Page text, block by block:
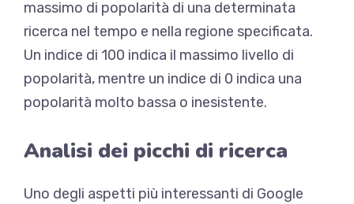
massimo di popolarità di una determinata
ricerca nel tempo e nella regione specificata.
Un indice di 100 indica il massimo livello di
popolarità, mentre un indice di 0 indica una
popolarità molto bassa o inesistente.
Analisi dei picchi di ricerca
Uno degli aspetti più interessanti di Google